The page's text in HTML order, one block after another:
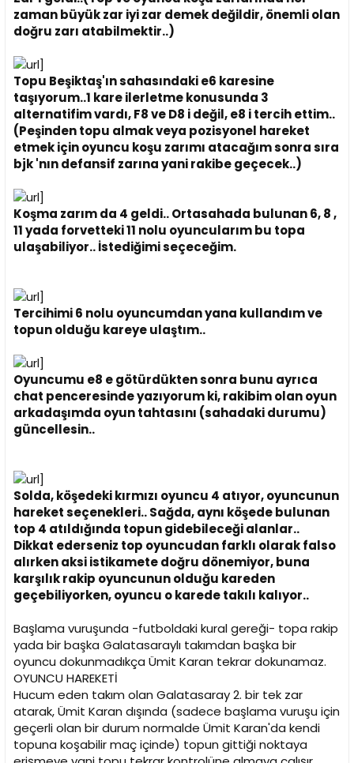
zaman büyük zar iyi zar demek değildir, önemli olan
doğru zarı atabilmektir..)
Topu Beşiktaş'ın sahasındaki e6 karesine
taşıyorum..1 kare ilerletme konusunda 3
alternatifim vardı, F8 ve D8 i değil, e8 i tercih ettim..
(Peşinden topu almak veya pozisyonel hareket
etmek için oyuncu koşu zarımı atacağım sonra sıra
bjk 'nın defansif zarına yani rakibe geçecek..)
Koşma zarım da 4 geldi.. Ortasahada bulunan 6, 8 ,
11 yada forvetteki 11 nolu oyuncularım bu topa
ulaşabiliyor.. İstediğimi seçeceğim.
Tercihimi 6 nolu oyuncumdan yana kullandım ve
topun olduğu kareye ulaştım..
Oyuncumu e8 e götürdükten sonra bunu ayrıca
chat penceresinde yazıyorum ki, rakibim olan oyun
arkadaşımda oyun tahtasını (sahadaki durumu)
güncellesin..
Solda, köşedeki kırmızı oyuncu 4 atıyor, oyuncunun
hareket seçenekleri.. Sağda, aynı köşede bulunan
top 4 atıldığında topun gidebileceği alanlar..
Dikkat ederseniz top oyuncudan farklı olarak falso
alırken aksi istikamete doğru dönemiyor, buna
karşılık rakip oyuncunun olduğu kareden
geçebiliyorken, oyuncu o karede takılı kalıyor..
Başlama vuruşunda -futboldaki kural gereği- topa rakip
yada bir başka Galatasaraylı takımdan başka bir
oyuncu dokunmadıkça Ümit Karan tekrar dokunamaz.
OYUNCU HAREKETİ
Hucum eden takım olan Galatasaray 2. bir tek zar
atarak, Ümit Karan dışında (sadece başlama vuruşu için
geçerli olan bir durum normalde Ümit Karan'da kendi
topuna koşabilir maç içinde) topun gittiği noktaya